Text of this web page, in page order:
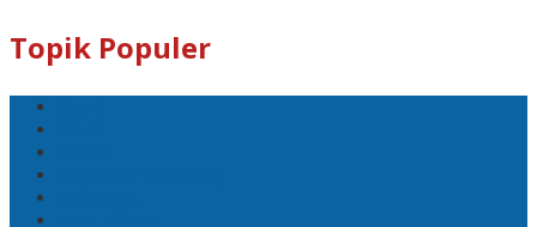
Topik Populer